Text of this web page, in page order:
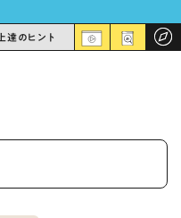
上達のヒント